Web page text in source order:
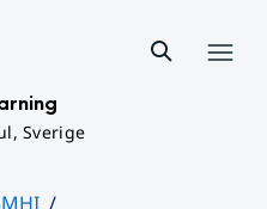
Sverige